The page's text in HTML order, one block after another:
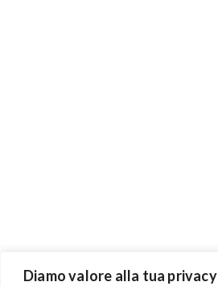
Diamo valore alla tua privacy